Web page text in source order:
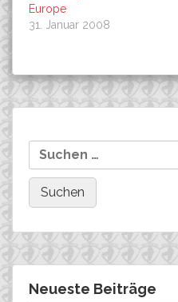
Europe
31. Januar 2008
Neueste Beiträge